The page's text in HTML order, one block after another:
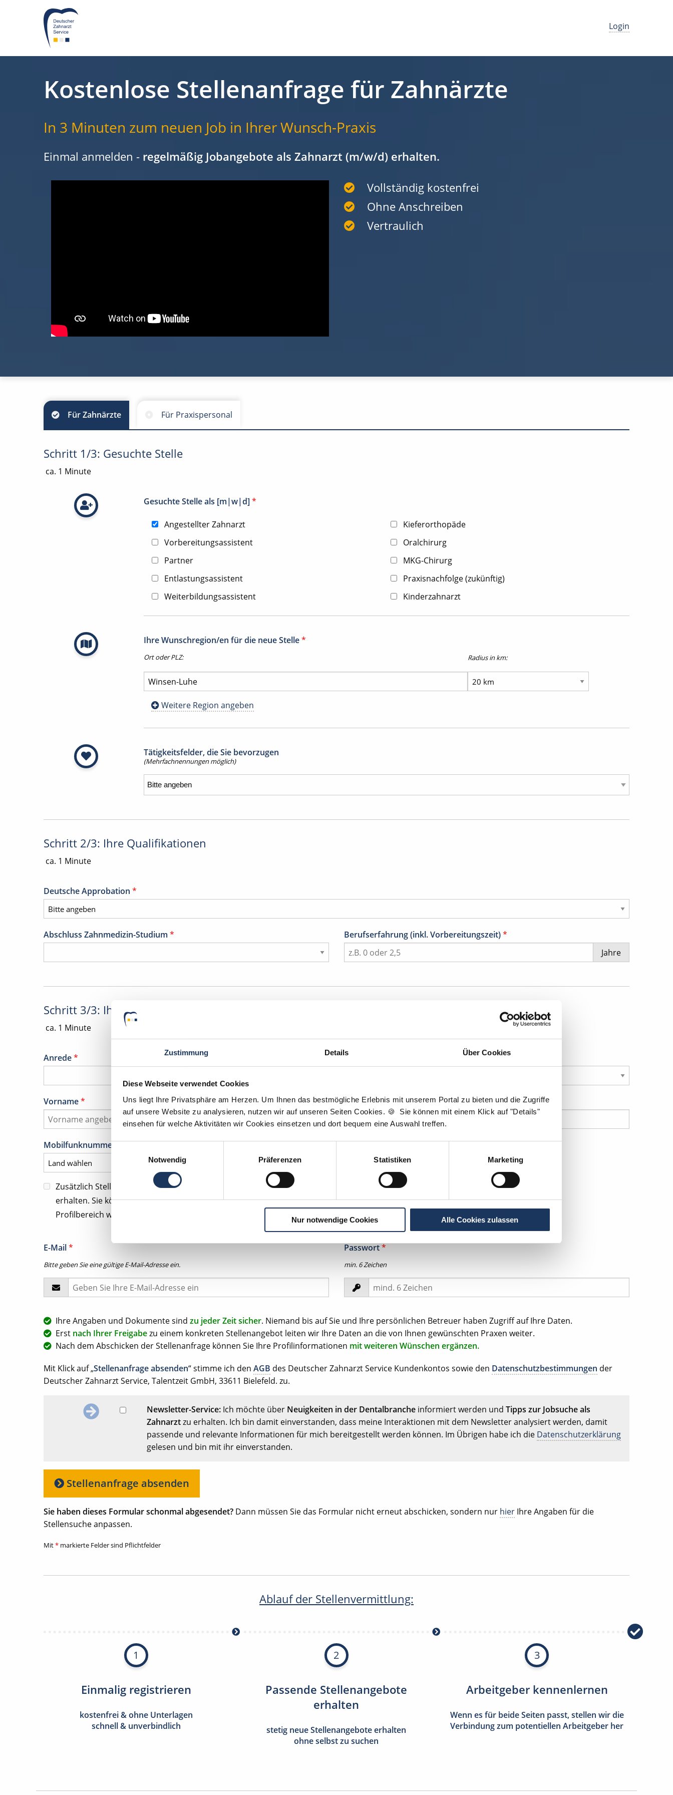
Zustimmung Details Über Cookies
Diese Webseite verwendet Cookies
Uns liegt Ihre Privatsphäre am Herzen. Um Ihnen das bestmögliche Erlebnis mit unserem Portal zu bieten und die Zugriffe
auf unsere Website zu analysieren, nutzen wir auf unseren Seiten Cookies. 🍪 Sie können mit einem Klick auf "Details"
einsehen für welche Aktivitäten wir Cookies einsetzen und dort bequem eine Auswahl treffen.
Einwilligungsauswahl
Notwendig
Präferenzen Statistiken Marketing
Nur notwendige Cookies Alle Cookies zulassen
Login
Kostenlose Stellenanfrage für Zahnärzte
In 3 Minuten zum neuen Job in Ihrer Wunsch-Praxis
Einmal anmelden - regelmäßig Jobangebote als Zahnarzt (m/w/d) erhalten.
Vollständig kostenfrei
Ohne Anschreiben
Vertraulich
Für Zahnärzte Für Praxispersonal
Schritt 1/3: Gesuchte Stelle
ca. 1 Minute
Gesuchte Stelle als [m|w|d] *
Angestellter Zahnarzt
Vorbereitungsassistent
Partner
Entlastungsassistent
Weiterbildungsassistent
Kieferorthopäde
Oralchirurg
MKG-Chirurg
Praxisnachfolge (zukünftig)
Kinderzahnarzt
Ihre Wunschregion/en für die neue Stelle*
Ort oder PLZ: Radius in km:
Weitere Region angeben
Tätigkeitsfelder, die Sie bevorzugen
(Mehrfachnennungen möglich)
Schritt 2/3: Ihre Qualifikationen
ca. 1 Minute
Deutsche Approbation *
Abschluss Zahnmedizin-Studium * Berufserfahrung (inkl. Vorbereitungszeit)*
Jahre
Schritt 3/3: Ihre Daten
ca. 1 Minute
Anrede* Titel
Vorname* Nachname*
Mobilfunknummer für tel. Kontaktanfragen*
Zusätzlich Stellenangebote und Kommunikation per
WhatsApp
erhalten. Sie können diese Zustimmung jederzeit in Ihrem
Profilbereich widerrufen.
E-Mail*
Bitte geben Sie eine gültige E-Mail-Adresse ein.
Passwort*
min. 6 Zeichen
Ihre Angaben und Dokumente sind zu jeder Zeit sicher. Niemand bis auf Sie und Ihre persönlichen Betreuer haben Zugriff auf Ihre Daten.
Erst nach Ihrer Freigabezu einem konkreten Stellenangebot leiten wir Ihre Daten an die von Ihnen gewünschten Praxen weiter.
Nach dem Abschicken der Stellenanfrage können Sie Ihre Profilinformationen mit weiteren Wünschen ergänzen.
Mit Klick auf „Stellenanfrage absenden“ stimme ich den AGB des Deutscher Zahnarzt Service Kundenkontos sowie den Datenschutzbestimmungen der
Deutscher Zahnarzt Service, Talentzeit GmbH, 33611 Bielefeld. zu.
Newsletter-Service:Ich möchte über Neuigkeiten in der Dentalbrancheinformiert werden und Tipps zur Jobsuche als
Zahnarztzu erhalten. Ich bin damit einverstanden, dass meine Interaktionen mit dem Newsletter analysiert werden, damit
passende und relevante Informationen für mich bereitgestellt werden können. Im Übrigen habe ich die Datenschutzerklärung
gelesen und bin mit ihr einverstanden.
Stellenanfrage absenden
Sie haben dieses Formular schonmal abgesendet? Dann müssen Sie das Formular nicht erneut abschicken, sondern nur hier Ihre Angaben für die
Stellensuche anpassen.
Mit* markierte Felder sind Pflichtfelder
Ablauf der Stellenvermittlung:
1
Einmalig registrieren
kostenfrei & ohne Unterlagen
schnell & unverbindlich
2
Passende Stellenangebote
erhalten
stetig neue Stellenangebote erhalten
ohne selbst zu suchen
3
Arbeitgeber kennenlernen
Wenn es für beide Seiten passt, stellen wir die
Verbindung zum potentiellen Arbeitgeber her